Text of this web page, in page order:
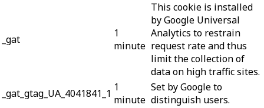
_gat
1
minute
This cookie is installed
by Google Universal
Analytics to restrain
request rate and thus
limit the collection of
data on high traffic sites.
_gat_gtag_UA_4041841_1 1
minute
Set by Google to
distinguish users.